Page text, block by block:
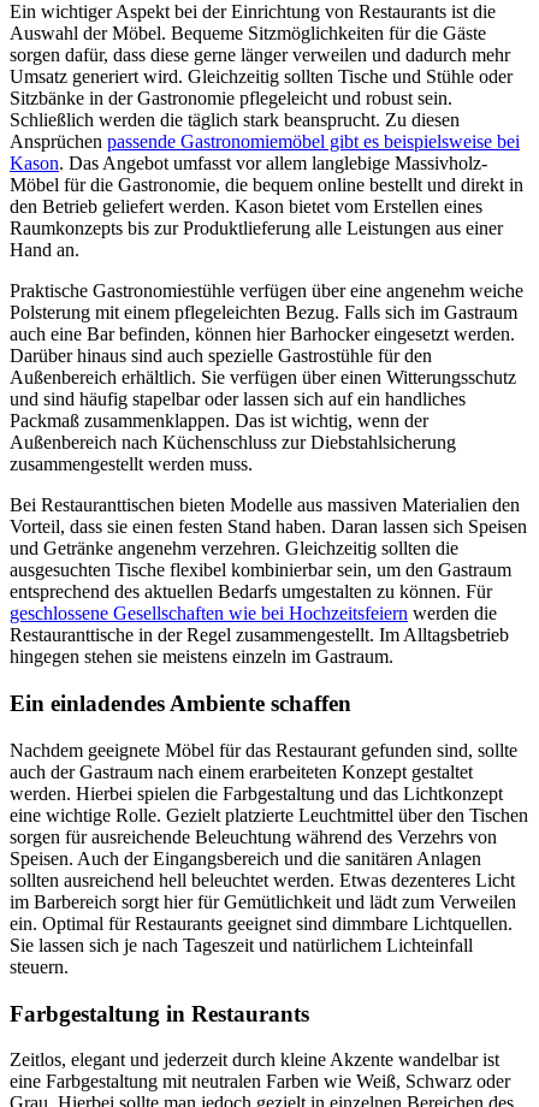
Ein wichtiger Aspekt bei der Einrichtung von Restaurants ist die
Auswahl der Möbel. Bequeme Sitzmöglichkeiten für die Gäste
sorgen dafür, dass diese gerne länger verweilen und dadurch mehr
Umsatz generiert wird. Gleichzeitig sollten Tische und Stühle oder
Sitzbänke in der Gastronomie pflegeleicht und robust sein.
Schließlich werden die täglich stark beansprucht. Zu diesen
Ansprüchen passende Gastronomiemöbel gibt es beispielsweise bei
Kason. Das Angebot umfasst vor allem langlebige Massivholz-
Möbel für die Gastronomie, die bequem online bestellt und direkt in
den Betrieb geliefert werden. Kason bietet vom Erstellen eines
Raumkonzepts bis zur Produktlieferung alle Leistungen aus einer
Hand an.
Praktische Gastronomiestühle verfügen über eine angenehm weiche
Polsterung mit einem pflegeleichten Bezug. Falls sich im Gastraum
auch eine Bar befinden, können hier Barhocker eingesetzt werden.
Darüber hinaus sind auch spezielle Gastrostühle für den
Außenbereich erhältlich. Sie verfügen über einen Witterungsschutz
und sind häufig stapelbar oder lassen sich auf ein handliches
Packmaß zusammenklappen. Das ist wichtig, wenn der
Außenbereich nach Küchenschluss zur Diebstahlsicherung
zusammengestellt werden muss.
Bei Restauranttischen bieten Modelle aus massiven Materialien den
Vorteil, dass sie einen festen Stand haben. Daran lassen sich Speisen
und Getränke angenehm verzehren. Gleichzeitig sollten die
ausgesuchten Tische flexibel kombinierbar sein, um den Gastraum
entsprechend des aktuellen Bedarfs umgestalten zu können. Für
geschlossene Gesellschaften wie bei Hochzeitsfeiern werden die
Restauranttische in der Regel zusammengestellt. Im Alltagsbetrieb
hingegen stehen sie meistens einzeln im Gastraum.
Ein einladendes Ambiente schaffen
Nachdem geeignete Möbel für das Restaurant gefunden sind, sollte
auch der Gastraum nach einem erarbeiteten Konzept gestaltet
werden. Hierbei spielen die Farbgestaltung und das Lichtkonzept
eine wichtige Rolle. Gezielt platzierte Leuchtmittel über den Tischen
sorgen für ausreichende Beleuchtung während des Verzehrs von
Speisen. Auch der Eingangsbereich und die sanitären Anlagen
sollten ausreichend hell beleuchtet werden. Etwas dezenteres Licht
im Barbereich sorgt hier für Gemütlichkeit und lädt zum Verweilen
ein. Optimal für Restaurants geeignet sind dimmbare Lichtquellen.
Sie lassen sich je nach Tageszeit und natürlichem Lichteinfall
steuern.
Farbgestaltung in Restaurants
Zeitlos, elegant und jederzeit durch kleine Akzente wandelbar ist
eine Farbgestaltung mit neutralen Farben wie Weiß, Schwarz oder